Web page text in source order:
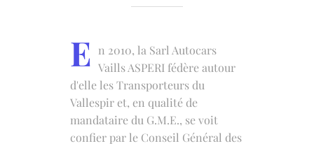
E n 2010, la Sarl Autocars
Vaills ASPERI fédère autour
d'elle les Transporteurs du
Vallespir et, en qualité de
mandataire du G.M.E., se voit
confier par le Conseil Général des